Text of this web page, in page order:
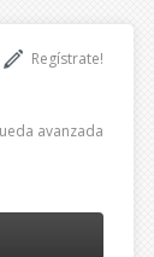
Regístrate!
avanzada